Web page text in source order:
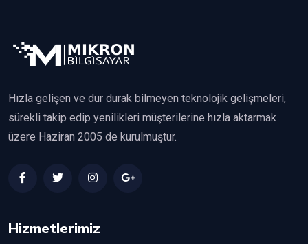
Hızla gelişen ve dur durak bilmeyen teknolojik gelişmeleri,
sürekli takip edip yenilikleri müşterilerine hızla aktarmak
üzere Haziran 2005 de kurulmuştur.
Hizmetlerimiz